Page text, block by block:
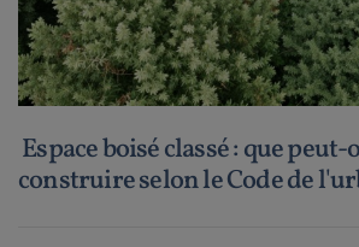
Espace boisé classé : que
construire selon le Code de